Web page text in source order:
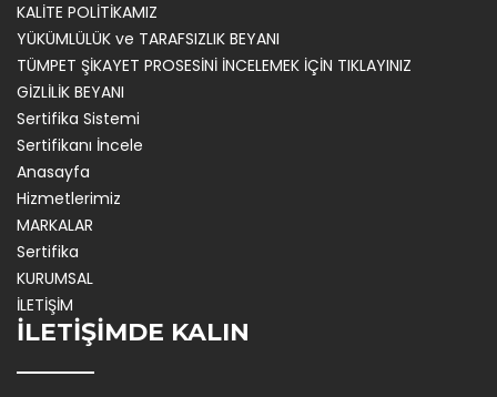
KALİTE POLİTİKAMIZ
YÜKÜMLÜLÜK ve TARAFSIZLIK BEYANI
TÜMPET ŞİKAYET PROSESİNİ İNCELEMEK İÇİN TIKLAYINIZ
GİZLİLİK BEYANI
Sertifika Sistemi
Sertifikanı İncele
Anasayfa
Hizmetlerimiz
MARKALAR
Sertifika
KURUMSAL
İLETİŞİM
İLETİŞİMDE KALIN